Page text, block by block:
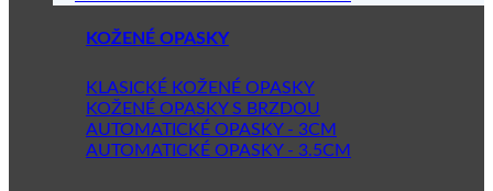
KOŽENÉ OPASKY
KLASICKÉ KOŽENÉ OPASKY
KOŽENÉ OPASKY S BRZDOU
AUTOMATICKÉ OPASKY - 3CM
AUTOMATICKÉ OPASKY - 3.5CM